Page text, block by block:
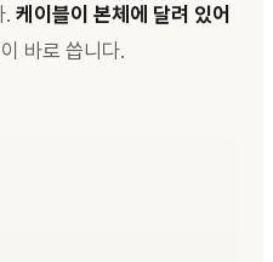
. 케이블이 본체에 달려 있어
바로 씁니다.